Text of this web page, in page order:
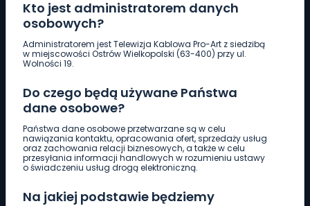
Kto jest administratorem danych
osobowych?
Administratorem jest Telewizja Kablowa Pro-Art z siedzibą
w miejscowości Ostrów Wielkopolski (63-400) przy ul.
Wolności 19.
Do czego będą używane Państwa
dane osobowe?
Państwa dane osobowe przetwarzane są w celu
nawiązania kontaktu, opracowania ofert, sprzedaży usług
oraz zachowania relacji biznesowych, a także w celu
przesyłania informacji handlowych w rozumieniu ustawy
o świadczeniu usług drogą elektroniczną.
Na jakiej podstawie będziemy
Pobierz logotyp
LINIA INTERWENCYJNA
661 997 997
REDAKCJA
62 735 22 22redakcja@wlkp24.info
62 735 01 85 reklama@wlkp24.info